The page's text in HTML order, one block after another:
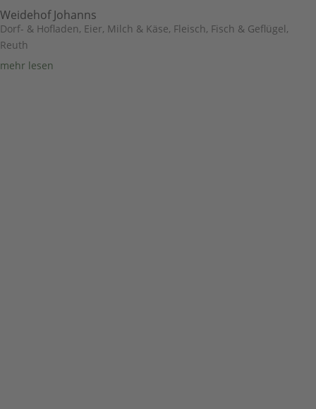
Weidehof Johanns
Dorf- & Hofladen, Eier, Milch & Käse, Fleisch, Fisch & Geflügel,
Reuth
mehr lesen